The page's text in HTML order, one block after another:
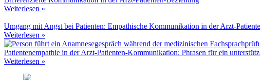
Weiterlesen »
Umgang mit Angst bei Patienten: Empathische Kommunikation in der Arzt-
Weiterlesen »
Patientenempathie in der Arzt-Patienten-Kommunikation: Phrasen für ein
Weiterlesen »